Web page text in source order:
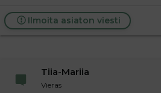
Ilmoita asiaton viesti
Tiia-Mariia
Vieras